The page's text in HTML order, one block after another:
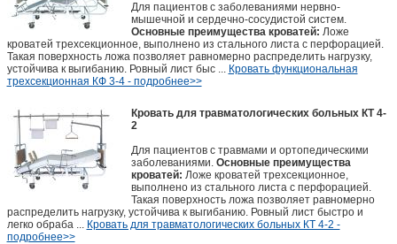
Для пациентов с заболеваниями нервно-
мышечной и сердечно-сосудистой систем.
Основные преимущества кроватей: Ложе
кроватей трехсекционное, выполнено из стального листа с перфорацией.
Такая поверхность ложа позволяет равномерно распределить нагрузку,
устойчива к выгибанию. Ровный лист быс ... Кровать функциональная
трехсекционная КФ 3-4 - подробнее>>
Кровать для травматологических больных КТ 4-
2
Для пациентов с травмами и ортопедическими
заболеваниями. Основные преимущества
кроватей: Ложе кроватей трехсекционное,
выполнено из стального листа с перфорацией.
Такая поверхность ложа позволяет равномерно
распределить нагрузку, устойчива к выгибанию. Ровный лист быстро и
легко обраба ... Кровать для травматологических больных КТ 4-2 -
подробнее>>